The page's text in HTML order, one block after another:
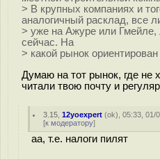
> В крупных компаниях и
аналогичный расклад, все
> уже на Ажуре или Гмейле,
сейчас. На
> какой рынок
Думаю на тот рынок, где не
читали твою почту и
3.15 ,12yoexpert (ok), 05:33, 01/
[к модератору]
аа, т.е. налоги пилят